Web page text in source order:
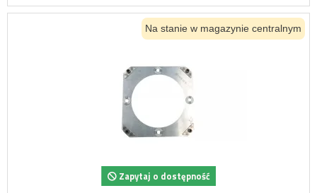
Na stanie w magazynie centralnym
Zapytaj o dostępność